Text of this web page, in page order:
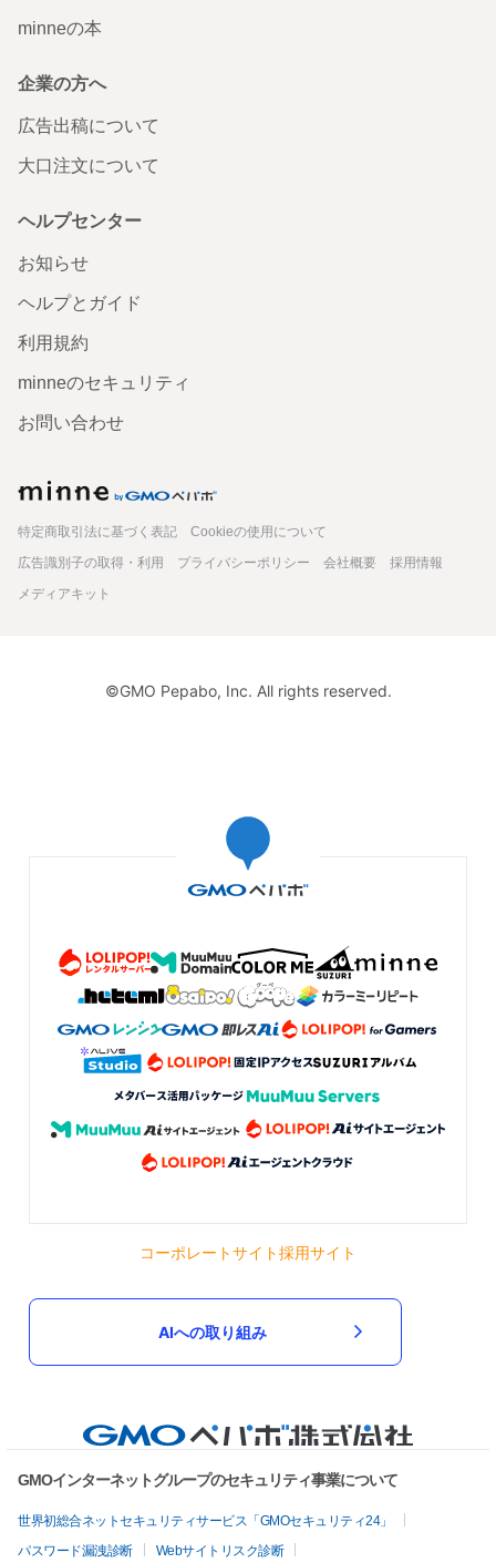
minneの本
企業の方へ
広告出稿について
大口注文について
ヘルプセンター
お知らせ
ヘルプとガイド
利用規約
minneのセキュリティ
お問い合わせ
特定商取引法に基づく表記
Cookieの使用について
広告識別子の取得・利用
プライバシーポリシー 会社概要
採用情報
メディアキット
©GMO Pepabo, Inc. All rights reserved.
コーポレートサイト採用サイト
AIへの取り組み
GMOインターネットグループのセキュリティ事業について
世界初総合ネットセキュリティサービス「GMOセキュリティ24」
パスワード漏洩診断
Webサイトリスク診断